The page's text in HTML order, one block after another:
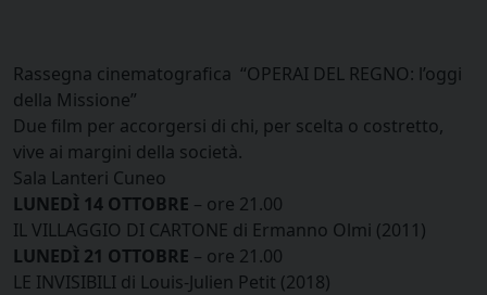
Rassegna cinematografica “OPERAI DEL REGNO: l’oggi
della Missione”
Due film per accorgersi di chi, per scelta o costretto,
vive ai margini della società.
Sala Lanteri Cuneo
LUNEDÌ 14 OTTOBRE – ore 21.00
IL VILLAGGIO DI CARTONE di Ermanno Olmi (2011)
LUNEDÌ 21 OTTOBRE – ore 21.00
LE INVISIBILI di Louis-Julien Petit (2018)